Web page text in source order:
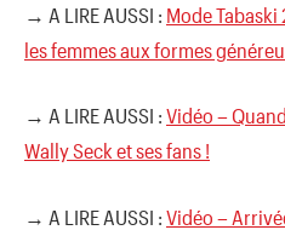
→ A LIRE AUSSI : Mode
les femmes aux formes
→ A LIRE AUSSI : Vidéo –
Wally Seck et ses fans !
→ A LIRE AUSSI : Vidéo –